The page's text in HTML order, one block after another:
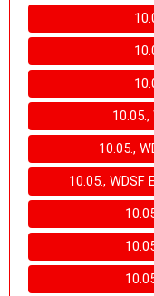
10.05.,
10.05., WDSF